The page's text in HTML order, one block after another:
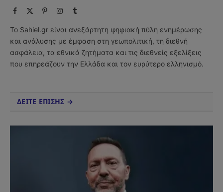
Facebook PinterestInstagram
Tumblr
Το Sahiel.gr είναι ανεξάρτητη ψηφιακή πύλη ενημέρωσης
και ανάλυσης με έμφαση στη γεωπολιτική, τη διεθνή
ασφάλεια, τα εθνικά ζητήματα και τις διεθνείς εξελίξεις
που επηρεάζουν την Ελλάδα και τον ευρύτερο ελληνισμό.
ΔΕΙΤΕ ΕΠΙΣΗΣ →